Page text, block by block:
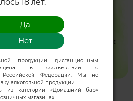
18 лет.
продукции дистанционным
в соответствии с
Российской Федерации. Мы не
алкогольной продукции.
из категории «Домашний бар»
магазинах.